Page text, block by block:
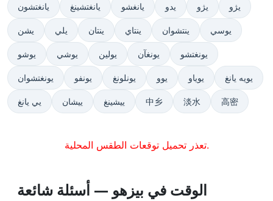
يانغتشون يانغتشينغ يانغشو يدو يژو يژو
يشن يلي ينتان ينتاي ينتشوان يوسي
يوشو يوشي يولين يونغآن يونغتشو
يونغتشوان يونفو يونلونغ يوو يوياو يويه يانغ
يي يانغ ييشان ييشينغ 中乡 淡水 高密
تعذر تحميل توقعات الطقس المحلية.
الوقت في بيزهو — أسئلة شائعة